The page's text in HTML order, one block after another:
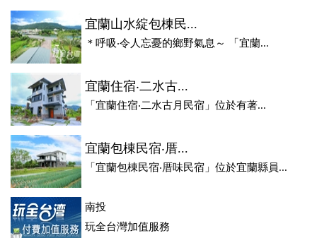
宜蘭山水綻包棟民...
＊呼吸‧令人忘憂的鄉野氣息～ 「宜蘭...
宜蘭住宿‧二水古...
「宜蘭住宿‧二水古月民宿」位於有著...
宜蘭包棟民宿‧厝...
「宜蘭包棟民宿‧厝味民宿」位於宜蘭縣員...
南投
玩全台灣加值服務